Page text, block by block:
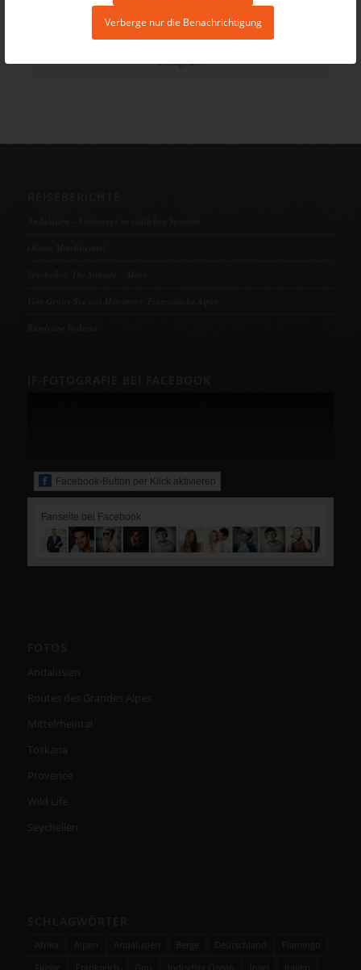
Verberge nur die Benachrichtigung
Instagram
Facebook-Button per Klick aktivieren
Fanseite bei Facebook
Andalusien
Routes des Grandes Alpes
Mittelrheintal
Toskana
Alpen Andalusien Deutschland
Flamingo
Frankreich Gnu Indischer Ozean Insel Italien